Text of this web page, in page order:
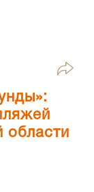
области